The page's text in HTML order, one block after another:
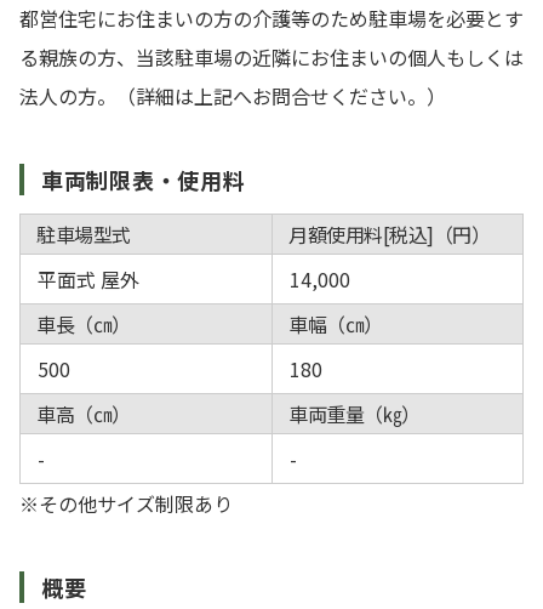
都営住宅にお住まいの方の介護等のため駐車場を必要とす
る親族の方、当該駐車場の近隣にお住まいの個人もしくは
法人の方。（詳細は上記へお問合せください。）
車両制限表・使用料
駐車場型式
月額使用料[税込]（円）
平面式 屋外
14,000
車長（㎝）
車幅（㎝）
500
180
車高（㎝）
車両重量（㎏）
-
-
※その他サイズ制限あり
概要